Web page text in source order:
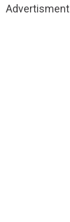
Advertisment